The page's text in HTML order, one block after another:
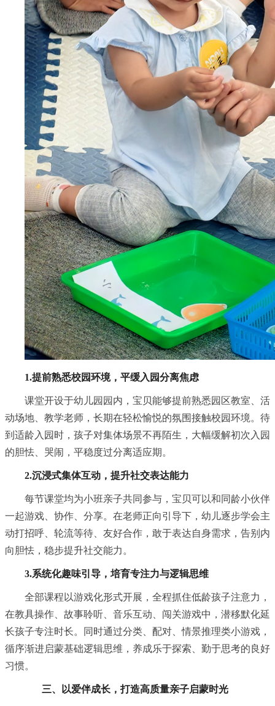
1.提前熟悉校园环境，平缓入园分离焦虑
课堂开设于幼儿园园内，宝贝能够提前熟悉园区教室、活
动场地、教学老师，长期在轻松愉悦的氛围接触校园环境。待
到适龄入园时，孩子对集体场景不再陌生，大幅缓解初次入园
的胆怯、哭闹，平稳度过分离适应期。
2.沉浸式集体互动，提升社交表达能力
每节课堂均为小班亲子共同参与，宝贝可以和同龄小伙伴
一起游戏、协作、分享。在老师正向引导下，幼儿逐步学会主
动打招呼、轮流等待、友好合作，敢于表达自身需求，告别内
向胆怯，稳步提升社交能力。
3.系统化趣味引导，培育专注力与逻辑思维
全部课程以游戏化形式开展，全程抓住低龄孩子注意力，
在教具操作、故事聆听、音乐互动、闯关游戏中，潜移默化延
长孩子专注时长。同时通过分类、配对、情景推理类小游戏，
循序渐进启蒙基础逻辑思维，养成乐于探索、勤于思考的良好
习惯。
三、 以爱伴成长，打造高质量亲子启蒙时光